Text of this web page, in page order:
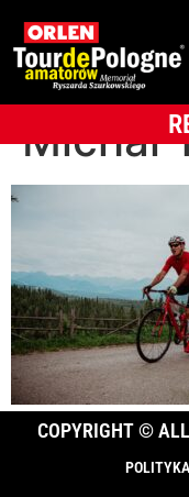
OLTR-
Michał
COPYRIGHT © ALL